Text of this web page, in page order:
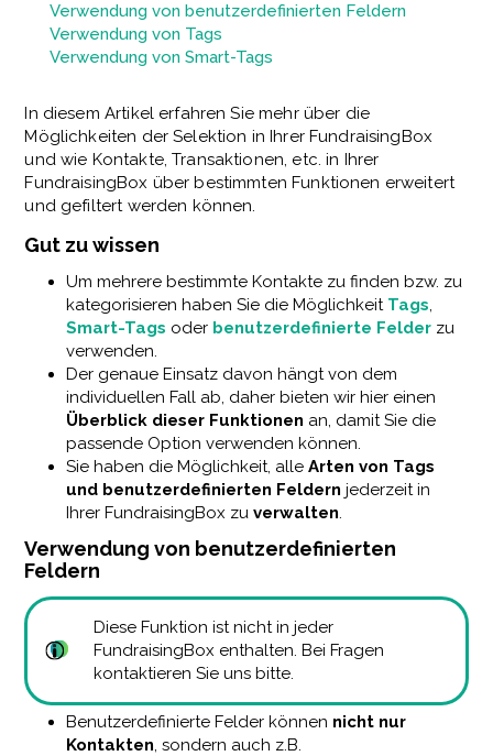
Verwendung von benutzerdefinierten Feldern
Verwendung von Tags
Verwendung von Smart-Tags
In diesem Artikel erfahren Sie mehr über die
Möglichkeiten der Selektion in Ihrer FundraisingBox
und wie Kontakte, Transaktionen, etc. in Ihrer
FundraisingBox über bestimmten Funktionen erweitert
und gefiltert werden können.
Gut zu wissen
Um mehrere bestimmte Kontakte zu finden bzw. zu
kategorisieren haben Sie die Möglichkeit Tags,
Smart-Tags oder benutzerdefinierte Felder zu
verwenden.
Der genaue Einsatz davon hängt von dem
individuellen Fall ab, daher bieten wir hier einen
Überblick dieser Funktionen an, damit Sie die
passende Option verwenden können.
Sie haben die Möglichkeit, alle Arten von Tags
und benutzerdefinierten Feldern jederzeit in
Ihrer FundraisingBox zu verwalten.
Verwendung von benutzerdefinierten
Feldern
Diese Funktion ist nicht in jeder
FundraisingBox enthalten. Bei Fragen
kontaktieren Sie uns bitte.
Benutzerdefinierte Felder können nicht nur
Kontakten, sondern auch z.B.